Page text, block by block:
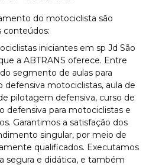
do motociclista são
conteúdos:
iniciantes em sp Jd São
a ABTRANS oferece. Entre
segmento de aulas para
motociclistas, aula de
pilotagem defensiva, curso de
defensiva para motociclistas e
Garantimos a satisfação dos
singular, por meio de
qualificados. Executamos
segura e didática, e também